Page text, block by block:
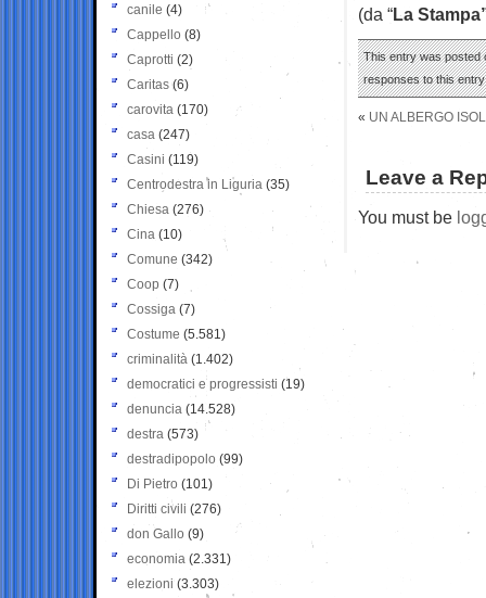
(da “La
This entry was posted
responses to this
« UN ALBERGO
Leave a
You must be
canile (4)
Cappello (8)
Caprotti (2)
Caritas (6)
carovita (170)
casa (247)
Casini (119)
Centrodestra in Liguria (35)
Chiesa (276)
Cina (10)
Comune (342)
Coop (7)
Cossiga (7)
Costume (5.581)
criminalità (1.402)
democratici e progressisti (19)
denuncia (14.528)
destra (573)
destradipopolo (99)
Di Pietro (101)
Diritti civili (276)
don Gallo (9)
economia (2.331)
elezioni (3.303)